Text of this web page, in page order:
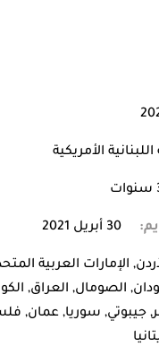
الأمريكية
30 أبريل 2021
الإمارات العربية
الصومال, العراق,
جيبوتي, سوريا, عمان,